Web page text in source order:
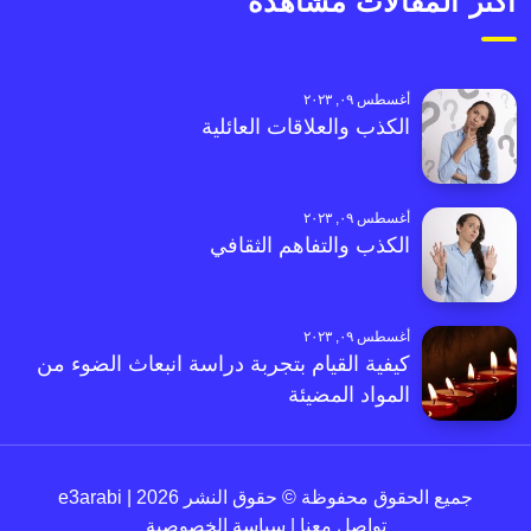
أغسطس ٠٩, ٢٠٢٣
الكذب والعلاقات العائلية
أغسطس ٠٩, ٢٠٢٣
الكذب والتفاهم الثقافي
أغسطس ٠٩, ٢٠٢٣
كيفية القيام بتجربة دراسة انبعاث الضوء من
المواد المضيئة
جميع الحقوق محفوظة © حقوق النشر 2026 | e3arabi
تواصل معنا
سياسة الخصوصية